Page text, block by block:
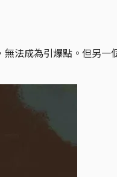
法成為引爆點。但另一